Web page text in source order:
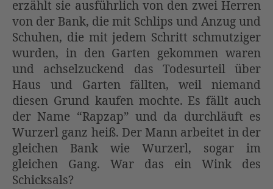
erzählt sie ausführlich von den zwei Herren
von der Bank, die mit Schlips und Anzug und
Schuhen, die mit jedem Schritt schmutziger
wurden, in den Garten gekommen waren
und achselzuckend das Todesurteil über
Haus und Garten fällten, weil niemand
diesen Grund kaufen mochte. Es fällt auch
der Name “Rapzap” und da durchläuft es
Wurzerl ganz heiß. Der Mann arbeitet in der
gleichen Bank wie Wurzerl, sogar im
gleichen Gang. War das ein Wink des
Schicksals?